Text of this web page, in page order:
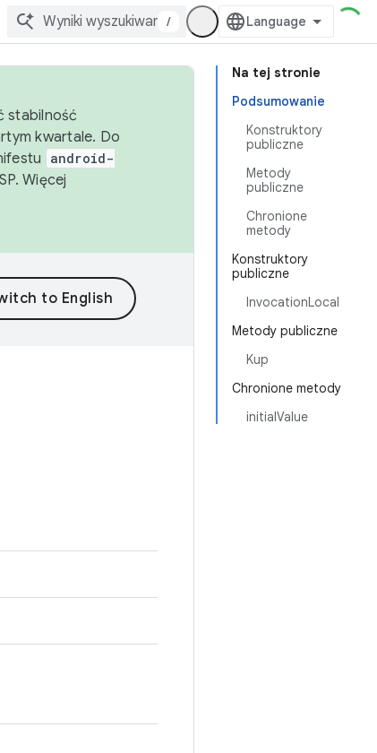
/
Na tej stronie
Podsumowanie
Konstruktory
publiczne
Metody
publiczne
Chronione
metody
Konstruktory
publiczne
InvocationLocal
Metody publiczne
Kup
Chronione metody
initialValue
stabilność
kwartale. Do
android-
Więcej